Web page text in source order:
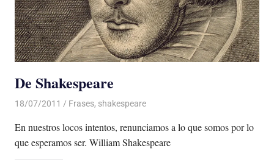
De Shakespeare
18/07/2011 Luis Castellanos
Frases, shakespeare
En nuestros locos intentos, renunciamos a lo que somos por lo
que esperamos ser. William Shakespeare